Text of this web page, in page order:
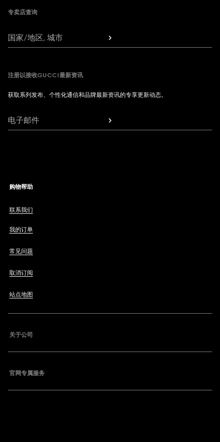
专卖店查询
国家/地区, 城市
注册以接收GUCCI最新资讯
获取系列发布、个性化通信和品牌最新资讯的专享更新动态。
电子邮件
购物帮助
联系我们
我的订单
常见问题
取消订阅
站点地图
关于公司
官网专属服务